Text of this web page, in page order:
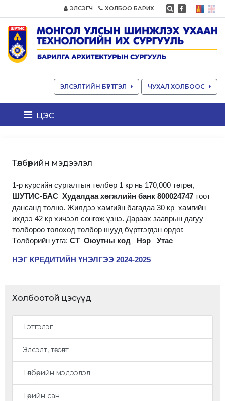
ЭЛСЭГЧ ХОЛБОО БАРИХ
ЭЛСЭЛТИЙН БҮРТГЭЛ ЧУХАЛ ХОЛБООС
цэс
Төлбөрийн мэдээлэл
1-р курсийн сургалтын төлбөр 1 кр нь 170,000 төгрөг,
ШУТИС-БАС Худалдаа хөгжлийн банк 800024747 тоот
дансанд төлнө. Жилдээ хамгийн багадаа 30 кр хамгийн
ихдээ 42 кр хичээл сонгож үзнэ. Дараах зааврын дагуу
төлбөрөө төлөхөд төлбөр шууд бүртгэгдэн ордог.
Төлбөрийн утга: CT Оюутны код Нэр Утас
НЭГ КРЕДИТИЙН ҮНЭЛГЭЭ 2024-2025
Холбоотой цэсүүд
Тэтгэлэг
Элсэлт, төгсөлт
Төлбөрийн мэдээлэл
Төрийн сан